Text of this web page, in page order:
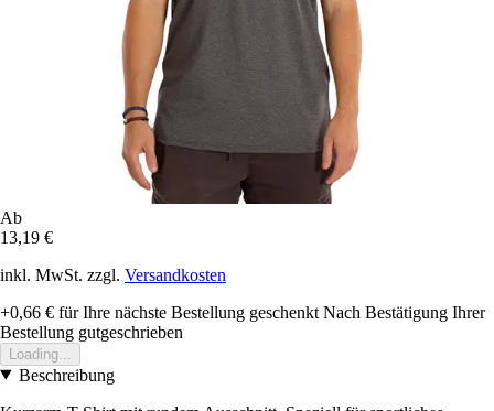
Ab
13,19 €
inkl. MwSt. zzgl. Versandkosten
+0,66 € für Ihre nächste Bestellung geschenkt Nach Bestätigung Ihrer
Bestellung gutgeschrieben
Loading...
Beschreibung